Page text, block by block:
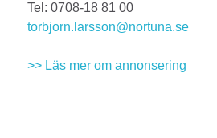
Tel: 0708-18 81 00
torbjorn.larsson@nortuna.se
>> Läs mer om annonsering